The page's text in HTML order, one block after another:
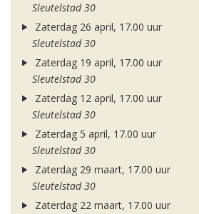
Sleutelstad 30
Zaterdag 26 april, 17.00 uur
Sleutelstad 30
Zaterdag 19 april, 17.00 uur
Sleutelstad 30
Zaterdag 12 april, 17.00 uur
Sleutelstad 30
Zaterdag 5 april, 17.00 uur
Sleutelstad 30
Zaterdag 29 maart, 17.00 uur
Sleutelstad 30
Zaterdag 22 maart, 17.00 uur